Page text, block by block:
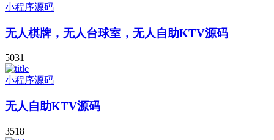
小程序源码
无人棋牌，无人台球室，无人自助KTV源码
5031
小程序源码
无人自助KTV源码
3518